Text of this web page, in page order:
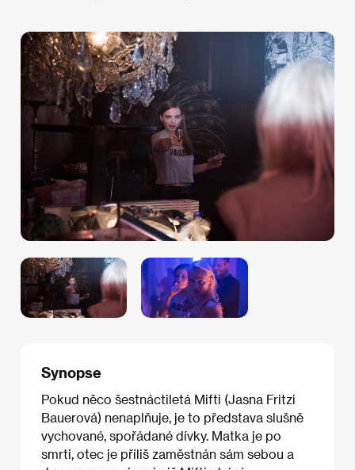
Synopse
Pokud něco šestnáctiletá Mifti (Jasna Fritzi
Bauerová) nenaplňuje, je to představa slušně
vychované, spořádané dívky. Matka je po
smrti, otec je příliš zaměstnán sám sebou a